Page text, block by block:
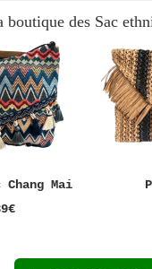
boutique des Sac
Mai